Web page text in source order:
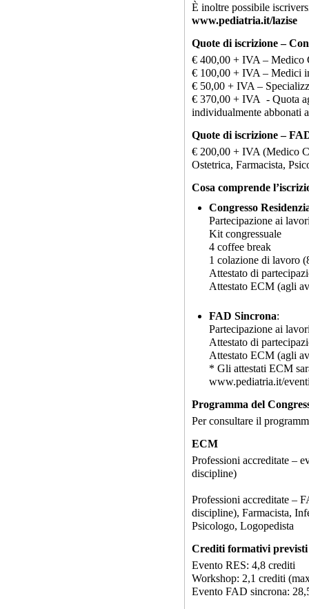
È inoltre possibile
www.pediatria.it/lazise
Quote di iscrizione –
€ 400,00 + IVA – Medico
€ 100,00 + IVA – Medici
€ 50,00 + IVA –
€ 370,00 + IVA - Quota
individualmente abbonati
Quote di iscrizione –
€ 200,00 + IVA (Medico
Ostetrica, Farmacista,
Cosa comprende
Congresso
Partecipazione ai
Kit congressuale
4 coffee break
1 colazione di lavoro
Attestato di
Attestato ECM (agli
FAD Sincrona:
Partecipazione ai
Attestato di
Attestato ECM (agli
* Gli attestati ECM
www.pediatria.it/
Programma del
Per consultare il
ECM
Professioni accreditate –
discipline)
Professioni accreditate –
discipline), Farmacista,
Psicologo, Logopedista
Crediti formativi previsti
Evento RES: 4,8 crediti
Workshop: 2,1 crediti
Evento FAD sincrona: